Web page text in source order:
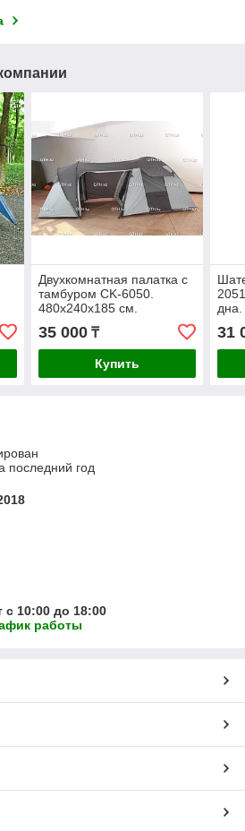
Двухкомнатная палатка с
тамбуром CK-6050.
480х240х185 см.
Доставка.
35 000₸
Купить
дна.
31
последний год
с 10:00 до 18:00
работы